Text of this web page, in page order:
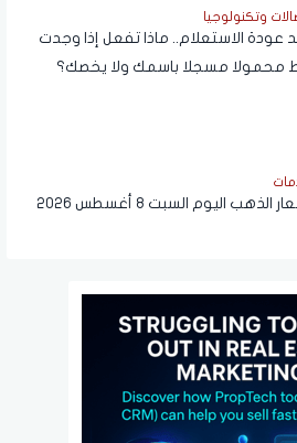
وتكنولوجيا
عودة الاستعلام.. ماذا تفعل إذا وجدت
محمولا مسجلا باسمك ولا يخصك؟
الذهب اليوم السبت 8 أغسطس 2026